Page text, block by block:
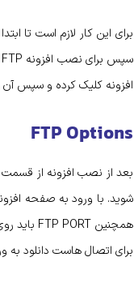
برای این کار لازم است تا
افزونه کلیک کرده و سپس آن
FTP Options
بعد از نصب افزونه از
برای اتصال هاست دانلود به